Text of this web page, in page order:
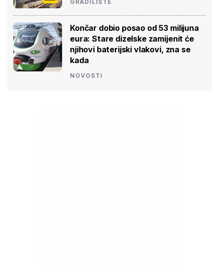
GRADILIŠTE
Končar dobio posao od 53 milijuna
eura: Stare dizelske zamijenit će
njihovi baterijski vlakovi, zna se
kada
NOVOSTI